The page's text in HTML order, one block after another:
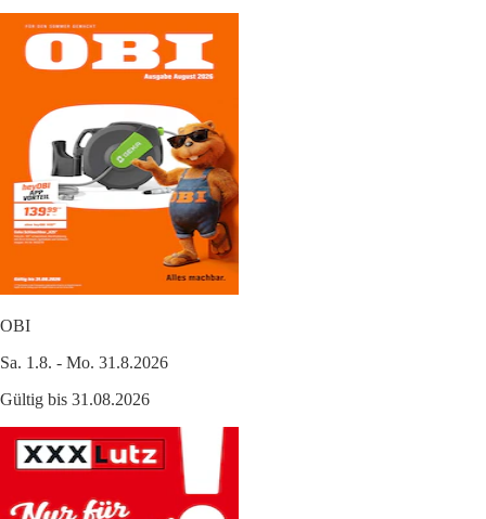
OBI
Sa. 1.8. - Mo. 31.8.2026
Gültig bis 31.08.2026